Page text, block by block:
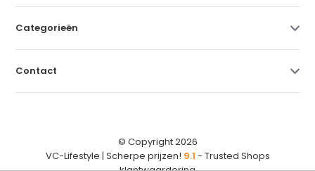
Categorieën
Contact
© Copyright 2026
VC-Lifestyle | Scherpe prijzen! 9.1 - Trusted Shops